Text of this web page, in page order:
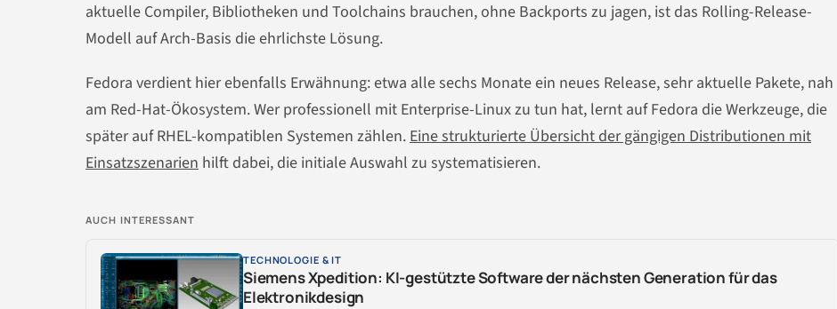
aktuelle Compiler, Bibliotheken und Toolchains brauchen, ohne Backports zu jagen, ist das Rolling-Release-
Modell auf Arch-Basis die ehrlichste Lösung.
Fedora verdient hier ebenfalls Erwähnung: etwa alle sechs Monate ein neues Release, sehr aktuelle Pakete, nah
am Red-Hat-Ökosystem. Wer professionell mit Enterprise-Linux zu tun hat, lernt auf Fedora die Werkzeuge, die
später auf RHEL-kompatiblen Systemen zählen.Eine strukturierte Übersicht der gängigen Distributionen mit
Einsatzszenarien hilft dabei, die initiale Auswahl zu systematisieren.
AUCH INTERESSANT
TECHNOLOGIE & IT
Siemens Xpedition: KI-gestützte Software der nächsten Generation für das
Elektronikdesign